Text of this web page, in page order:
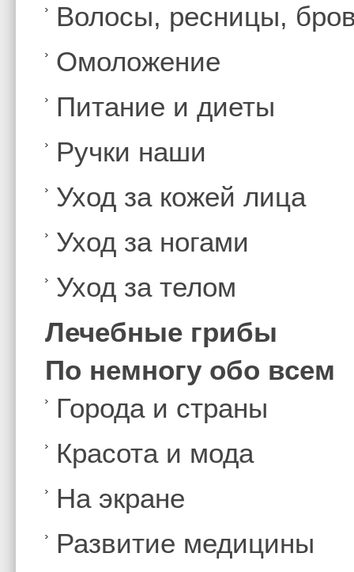
Волосы, ресницы,
Омоложение
Питание и диеты
Ручки наши
Уход за кожей лица
Уход за ногами
Уход за телом
Лечебные грибы
По немногу обо всем
Города и страны
Красота и мода
На экране
Развитие медицины